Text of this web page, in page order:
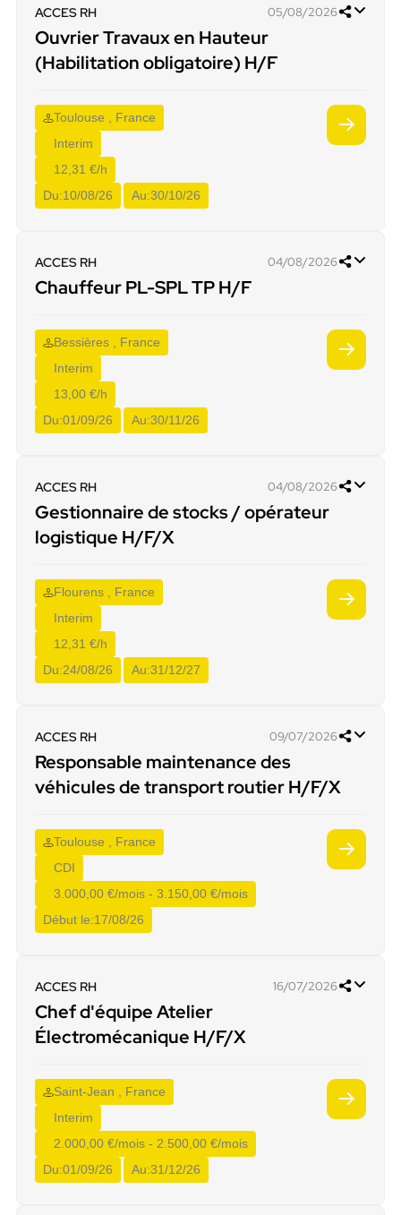
ACCES RH 05/08/2026
Ouvrier Travaux en Hauteur
(Habilitation obligatoire) H/F
Toulouse , France
Interim
12,31 €/h
Du:10/08/26 Au:30/10/26
ACCES RH 04/08/2026
Chauffeur PL-SPL TP H/F
Bessières , France
Interim
13,00 €/h
Du:01/09/26 Au:30/11/26
ACCES RH 04/08/2026
Gestionnaire de stocks / opérateur
logistique H/F/X
Flourens , France
Interim
12,31 €/h
Du:24/08/26 Au:31/12/27
ACCES RH 09/07/2026
Responsable maintenance des
véhicules de transport routier H/F/X
Toulouse , France
CDI
3.000,00 €/mois - 3.150,00 €/mois
Début le:17/08/26
ACCES RH 16/07/2026
Chef d'équipe Atelier
Électromécanique H/F/X
Saint-Jean , France
Interim
2.000,00 €/mois - 2.500,00 €/mois
Du:01/09/26 Au:31/12/26